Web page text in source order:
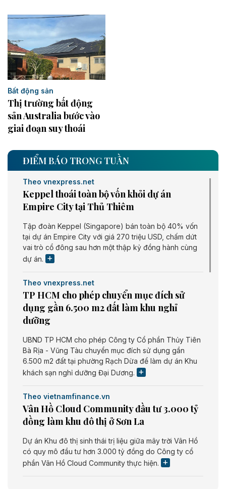
Bất động sản
Thị trường bất động
sản Australia bước vào
giai đoạn suy thoái
ĐIỂM BÁO TRONG TUẦN
Theo vnexpress.net
Keppel thoái toàn bộ vốn khỏi dự án
Empire City tại Thủ Thiêm
Tập đoàn Keppel (Singapore) bán toàn bộ 40% vốn
tại dự án Empire City với giá 270 triệu USD, chấm dứt
vai trò cổ đông sau hơn một thập kỷ đồng hành cùng
dự án.
Theo vnexpress.net
TP HCM cho phép chuyển mục đích sử
dụng gần 6.500 m2 đất làm khu nghỉ
dưỡng
UBND TP HCM cho phép Công ty Cổ phần Thủy Tiên
Bà Rịa - Vũng Tàu chuyển mục đích sử dụng gần
6.500 m2 đất tại phường Rạch Dừa để làm dự án Khu
khách sạn nghỉ dưỡng Đại Dương.
Theo vietnamfinance.vn
Vân Hồ Cloud Community đầu tư 3.000 tỷ
đồng làm khu đô thị ở Sơn La
Dự án Khu đô thị sinh thái trị liệu giữa mây trời Vân Hồ
có quy mô đầu tư hơn 3.000 tỷ đồng do Công ty cổ
phần Vân Hồ Cloud Community thực hiện.